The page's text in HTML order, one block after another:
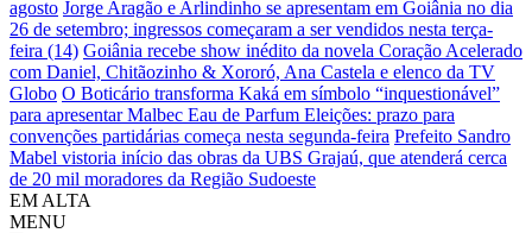
agosto Jorge Aragão e Arlindinho se apresentam em Goiânia no dia
26 de setembro; ingressos começaram a ser vendidos nesta terça-
feira (14) Goiânia recebe show inédito da novela Coração Acelerado
com Daniel, Chitãozinho & Xororó, Ana Castela e elenco da TV
Globo O Boticário transforma Kaká em símbolo “inquestionável”
para apresentar Malbec Eau de Parfum Eleições: prazo para
convenções partidárias começa nesta segunda-feira Prefeito Sandro
Mabel vistoria início das obras da UBS Grajaú, que atenderá cerca
de 20 mil moradores da Região Sudoeste
EM ALTA
MENU